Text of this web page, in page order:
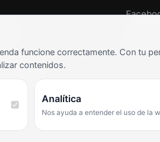
funcione correctamente. Con tu
contenidos.
Analítica
Nos ayuda a entender el uso de la